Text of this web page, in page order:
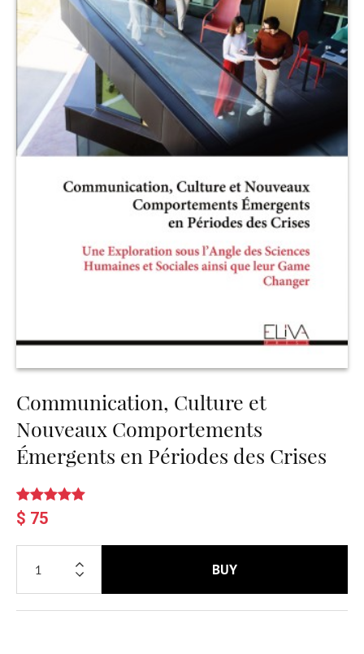
Communication, Culture et
Nouveaux Comportements
Émergents en Périodes des Crises
$ 75
BUY